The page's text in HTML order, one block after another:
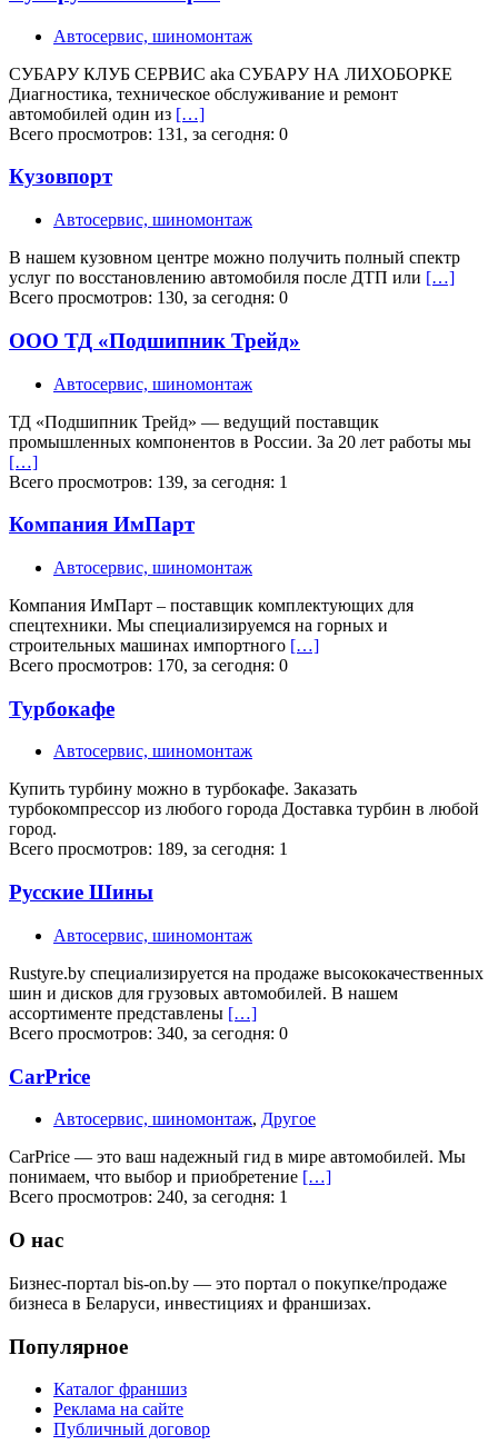
Автосервис, шиномонтаж
СУБАРУ КЛУБ СЕРВИС aka СУБАРУ НА ЛИХОБОРКЕ
Диагностика, техническое обслуживание и ремонт
автомобилей один из […]
Всего просмотров: 131, за сегодня: 0
Кузовпорт
Автосервис, шиномонтаж
В нашем кузовном центре можно получить полный спектр
услуг по восстановлению автомобиля после ДТП или […]
Всего просмотров: 130, за сегодня: 0
ООО ТД «Подшипник Трейд»
Автосервис, шиномонтаж
ТД «Подшипник Трейд» — ведущий поставщик
промышленных компонентов в России. За 20 лет работы мы
[…]
Всего просмотров: 139, за сегодня: 1
Компания ИмПарт
Автосервис, шиномонтаж
Компания ИмПарт – поставщик комплектующих для
спецтехники. Мы специализируемся на горных и
строительных машинах импортного […]
Всего просмотров: 170, за сегодня: 0
Турбокафе
Автосервис, шиномонтаж
Купить турбину можно в турбокафе. Заказать
турбокомпрессор из любого города Доставка турбин в любой
город.
Всего просмотров: 189, за сегодня: 1
Русские Шины
Автосервис, шиномонтаж
Rustyre.by специализируется на продаже высококачественных
шин и дисков для грузовых автомобилей. В нашем
ассортименте представлены […]
Всего просмотров: 340, за сегодня: 0
CarPrice
Автосервис, шиномонтаж, Другое
CarPrice — это ваш надежный гид в мире автомобилей. Мы
понимаем, что выбор и приобретение […]
Всего просмотров: 240, за сегодня: 1
О нас
Бизнес-портал bis-on.by — это портал о покупке/продаже
бизнеса в Беларуси, инвестициях и франшизах.
Популярное
Каталог франшиз
Реклама на сайте
Публичный договор